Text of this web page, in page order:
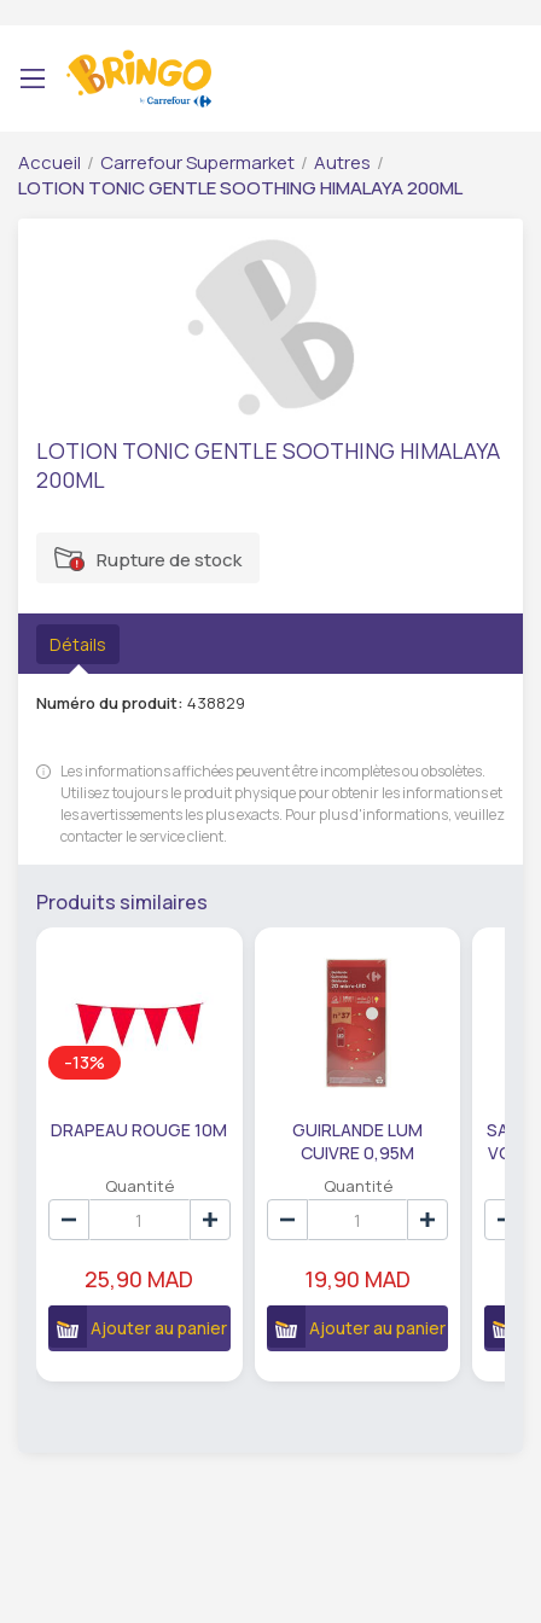
Accueil / Carrefour Supermarket / Autres /
LOTION TONIC GENTLE SOOTHING HIMALAYA 200ML
LOTION TONIC GENTLE SOOTHING HIMALAYA
200ML
Rupture de stock
Détails
Numéro du produit: 438829
Les informations affichées peuvent être incomplètes ou obsolètes.
Utilisez toujours le produit physique pour obtenir les informations et
les avertissements les plus exacts. Pour plus d'informations, veuillez
contacter le service client.
Produits similaires
-13%
DRAPEAU ROUGE 10M
Quantité
25,90 MAD
Ajouter au panier
GUIRLANDE LUM
CUIVRE 0,95M
DE79207
Quantité
19,90 MAD
Ajouter au panier